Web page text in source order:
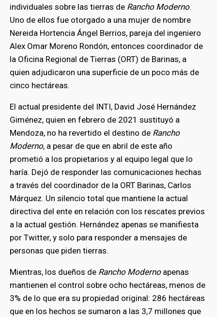
individuales sobre las tierras de Rancho Moderno.
Uno de ellos fue otorgado a una mujer de nombre
Nereida Hortencia Ángel Berrios, pareja del ingeniero
Alex Omar Moreno Rondón, entonces coordinador de
la Oficina Regional de Tierras (ORT) de Barinas, a
quien adjudicaron una superficie de un poco más de
cinco hectáreas.
El actual presidente del INTI, David José Hernández
Giménez, quien en febrero de 2021 sustituyó a
Mendoza, no ha revertido el destino de Rancho
Moderno, a pesar de que en abril de este año
prometió a los propietarios y al equipo legal que lo
haría. Dejó de responder las comunicaciones hechas
a través del coordinador de la ORT Barinas, Carlos
Márquez. Un silencio total que mantiene la actual
directiva del ente en relación con los rescates previos
a la actual gestión. Hernández apenas se manifiesta
por Twitter, y solo para responder a mensajes de
personas que piden tierras.
Mientras, los dueños de Rancho Modernoapenas
mantienen el control sobre ocho hectáreas, menos de
3% de lo que era su propiedad original: 286 hectáreas
que en los hechos se sumaron a las 3,7 millones que